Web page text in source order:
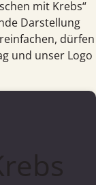
mit Krebs“
Darstellung
dürfen
und unser Logo